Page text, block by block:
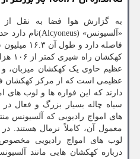
به گزارش هوا فضا به نقل
فاصله
عظیم حاوی یک کهکشان میزبان،
عظیمی است که از مرکز کهکشان
دارند که این فواره ها و لوب های
سیاه چاله بسیار بزرگ و فعال
های امواج رادیویی که آلسیونس
معمول آن، کاملاً نرمال هستند.
لوب های امواج رادیویی مخصوص
درباره کهکشان هایی مانند